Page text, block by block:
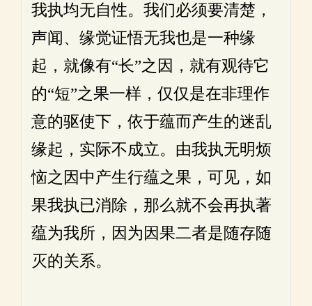
我执均无自性。我们必须要清楚，
声闻、缘觉证悟无我也是一种缘
起，就像有“长”之因，就有观待它
的“短”之果一样，仅仅是在非理作
意的驱使下，依于蕴而产生的迷乱
缘起，实际不成立。由我执无明烦
恼之因中产生行蕴之果，可见，如
果我执已消除，那么就不会再执著
蕴为我所，因为因果二者是随存随
灭的关系。